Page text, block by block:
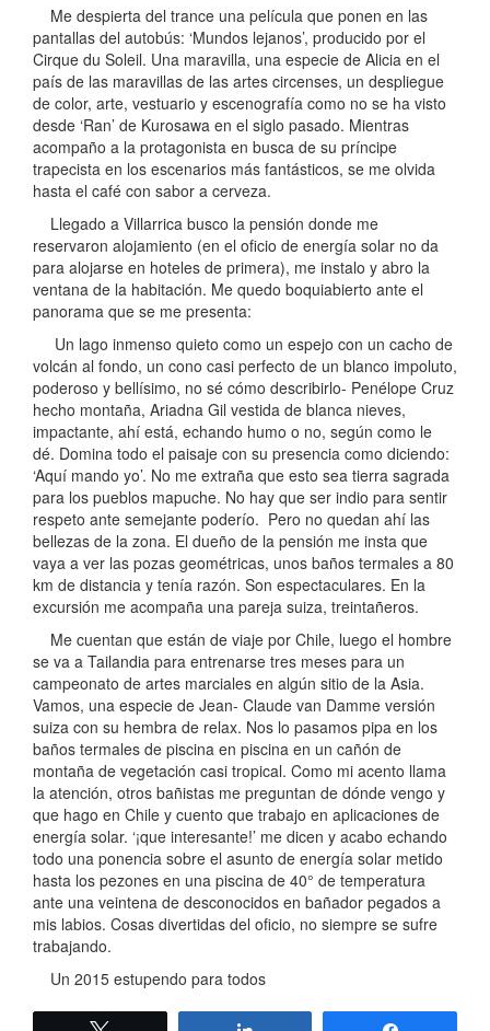
Me despierta del trance una película que ponen en las
pantallas del autobús: ‘Mundos lejanos’, producido por el
Cirque du Soleil. Una maravilla, una especie de Alicia en el
país de las maravillas de las artes circenses, un despliegue
de color, arte, vestuario y escenografía como no se ha visto
desde ‘Ran’ de Kurosawa en el siglo pasado. Mientras
acompaño a la protagonista en busca de su príncipe
trapecista en los escenarios más fantásticos, se me olvida
hasta el café con sabor a cerveza.
Llegado a Villarrica busco la pensión donde me
reservaron alojamiento (en el oficio de energía solar no da
para alojarse en hoteles de primera), me instalo y abro la
ventana de la habitación. Me quedo boquiabierto ante el
panorama que se me presenta:
Un lago inmenso quieto como un espejo con un cacho de
volcán al fondo, un cono casi perfecto de un blanco impoluto,
poderoso y bellísimo, no sé cómo describirlo- Penélope Cruz
hecho montaña, Ariadna Gil vestida de blanca nieves,
impactante, ahí está, echando humo o no, según como le
dé. Domina todo el paisaje con su presencia como diciendo:
‘Aquí mando yo’. No me extraña que esto sea tierra sagrada
para los pueblos mapuche. No hay que ser indio para sentir
respeto ante semejante poderío. Pero no quedan ahí las
bellezas de la zona. El dueño de la pensión me insta que
vaya a ver las pozas geométricas, unos baños termales a 80
km de distancia y tenía razón. Son espectaculares. En la
excursión me acompaña una pareja suiza, treintañeros.
Me cuentan que están de viaje por Chile, luego el hombre
se va a Tailandia para entrenarse tres meses para un
campeonato de artes marciales en algún sitio de la Asia.
Vamos, una especie de Jean- Claude van Damme versión
suiza con su hembra de relax. Nos lo pasamos pipa en los
baños termales de piscina en piscina en un cañón de
montaña de vegetación casi tropical. Como mi acento llama
la atención, otros bañistas me preguntan de dónde vengo y
que hago en Chile y cuento que trabajo en aplicaciones de
energía solar. ‘¡que interesante!’ me dicen y acabo echando
todo una ponencia sobre el asunto de energía solar metido
hasta los pezones en una piscina de 40° de temperatura
ante una veintena de desconocidos en bañador pegados a
mis labios. Cosas divertidas del oficio, no siempre se sufre
trabajando.
Un 2015 estupendo para todos